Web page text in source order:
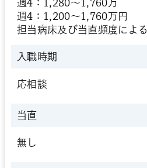
週4：1,280～1,760万
週4：1,200～1,760万円
担当病床及び当直頻度による
入職時期
応相談
当直
無し